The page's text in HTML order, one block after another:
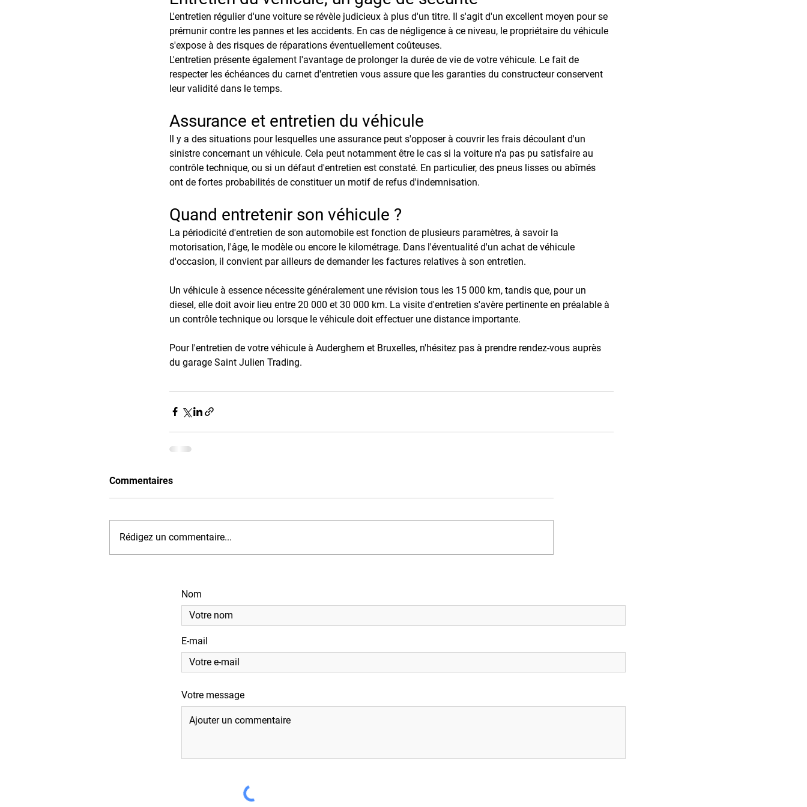
L'entretien régulier d'une voiture se révèle judicieux à plus d'un titre. Il s'agit d'un excellent moyen pour se
prémunir contre les pannes et les accidents. En cas de négligence à ce niveau, le propriétaire du véhicule
s'expose à des risques de réparations éventuellement coûteuses.
L'entretien présente également l'avantage de prolonger la durée de vie de votre véhicule. Le fait de
respecter les échéances du carnet d'entretien vous assure que les garanties du constructeur conservent
leur validité dans le temps.
Assurance et entretien du véhicule
Il y a des situations pour lesquelles une assurance peut s'opposer à couvrir les frais découlant d'un
sinistre concernant un véhicule. Cela peut notamment être le cas si la voiture n'a pas pu satisfaire au
contrôle technique, ou si un défaut d'entretien est constaté. En particulier, des pneus lisses ou abîmés
ont de fortes probabilités de constituer un motif de refus d'indemnisation.
Quand entretenir son véhicule ?
La périodicité d'entretien de son automobile est fonction de plusieurs paramètres, à savoir la
motorisation, l'âge, le modèle ou encore le kilométrage. Dans l'éventualité d'un achat de véhicule
d'occasion, il convient par ailleurs de demander les factures relatives à son entretien.
Un véhicule à essence nécessite généralement une révision tous les 15 000 km, tandis que, pour un
diesel, elle doit avoir lieu entre 20 000 et 30 000 km. La visite d'entretien s'avère pertinente en préalable à
un contrôle technique ou lorsque le véhicule doit effectuer une distance importante.
Pour l'entretien de votre véhicule à Auderghem et Bruxelles, n'hésitez pas à prendre rendez-vous auprès
du garage Saint Julien Trading.
Commentaires
Rédigez un commentaire...
Nom
E-mail
Votre message